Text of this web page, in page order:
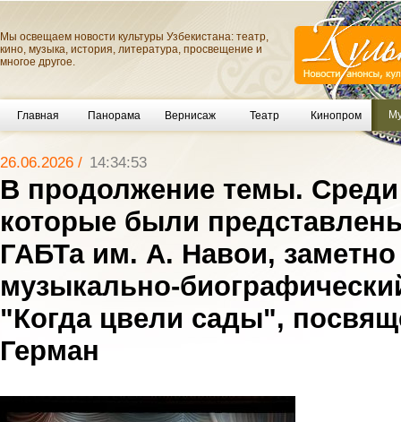
Мы освещаем новости культуры Узбекистана: театр,
кино, музыка, история, литература, просвещение и
многое другое.
Главная Панорама Вернисаж Театр Кинопром
26.06.2026 / 14:34:53
В продолжение темы.
которые были
ГАБТа им. А. Навои,
музыкально-
"Когда цвели сады",
Герман